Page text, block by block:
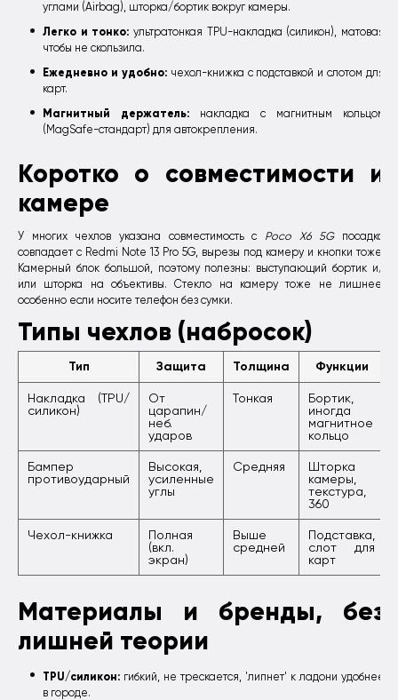
углами (Airbag), шторка/бортик вокруг камеры.
Легко и тонко: ультратонкая TPU-накладка (силикон), матовая
чтобы не скользила.
Ежедневно и удобно:чехол-книжка с подставкой и слотом для
карт.
Магнитный держатель: накладка с магнитным кольцом
(MagSafe-стандарт) для автокрепления.
Коротко о совместимости и
камере
У многих чехлов указана совместимость с Poco X6 5Gпосадка
совпадает с Redmi Note 13 Pro 5G, вырезы под камеру и кнопки тоже.
Камерный блок большой, поэтому полезны: выступающий бортик и/
или шторка на объективы. Стекло на камеру тоже не лишнее,
особенно если носите телефон без сумки.
Типы чехлов (набросок)
Тип Защита Толщина Функции
Накладка (TPU/
силикон)
От
царапин/
неб.
ударов
Тонкая
Бортик,
иногда
магнитное
кольцо
Бампер
противоударный
Высокая,
усиленные
углы
Средняя
Шторка
камеры,
текстура,
360
Чехол-книжка
Полная
(вкл.
экран)
Выше
средней
Подставка,
слот для
карт
Материалы и бренды, без
лишней теории
TPU/силикон: гибкий, не трескается, 'липнет' к ладони удобнее
в городе.